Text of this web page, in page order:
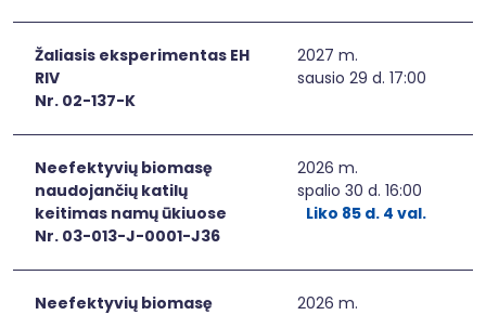
Žaliasis eksperimentas EH
RIV
Nr. 02-137-K
2027 m.
sausio 29 d. 17:00
Neefektyvių biomasę
naudojančių katilų
keitimas namų ūkiuose
Nr. 03-013-J-0001-J36
2026 m.
spalio 30 d. 16:00
Liko 85 d. 4 val.
Neefektyvių biomasę
2026 m.